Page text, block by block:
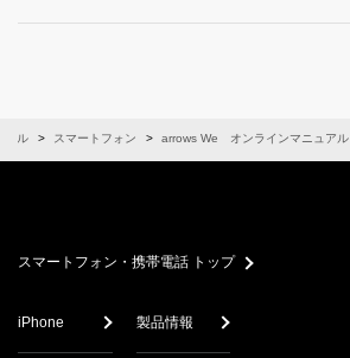
アル スマートフォン arrows We オンラインマニュアル
スマートフォン・携帯電話 トップ
iPhone 製品情報